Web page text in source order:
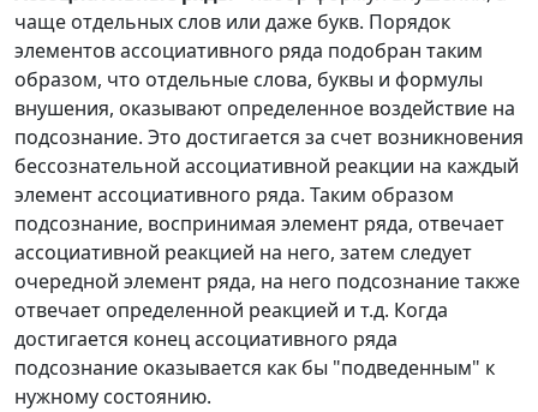
чаще отдельных слов или даже букв. Порядок
элементов ассоциативного ряда подобран таким
образом, что отдельные слова, буквы и формулы
внушения, оказывают определенное воздействие на
подсознание. Это достигается за счет возникновения
бессознательной ассоциативной реакции на каждый
элемент ассоциативного ряда. Таким образом
подсознание, воспринимая элемент ряда, отвечает
ассоциативной реакцией на него, затем следует
очередной элемент ряда, на него подсознание также
отвечает определенной реакцией и т.д. Когда
достигается конец ассоциативного ряда
подсознание оказывается как бы "подведенным" к
нужному состоянию.